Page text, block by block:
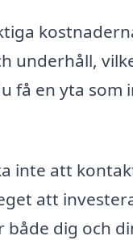
underhåll,
få en yta som
inte att
att
dig och